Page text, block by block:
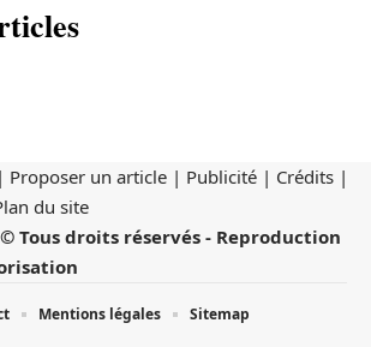
un article | Publicité | Crédits |
du site
Tous droits réservés - Reproduction
Mentions légales Sitemap